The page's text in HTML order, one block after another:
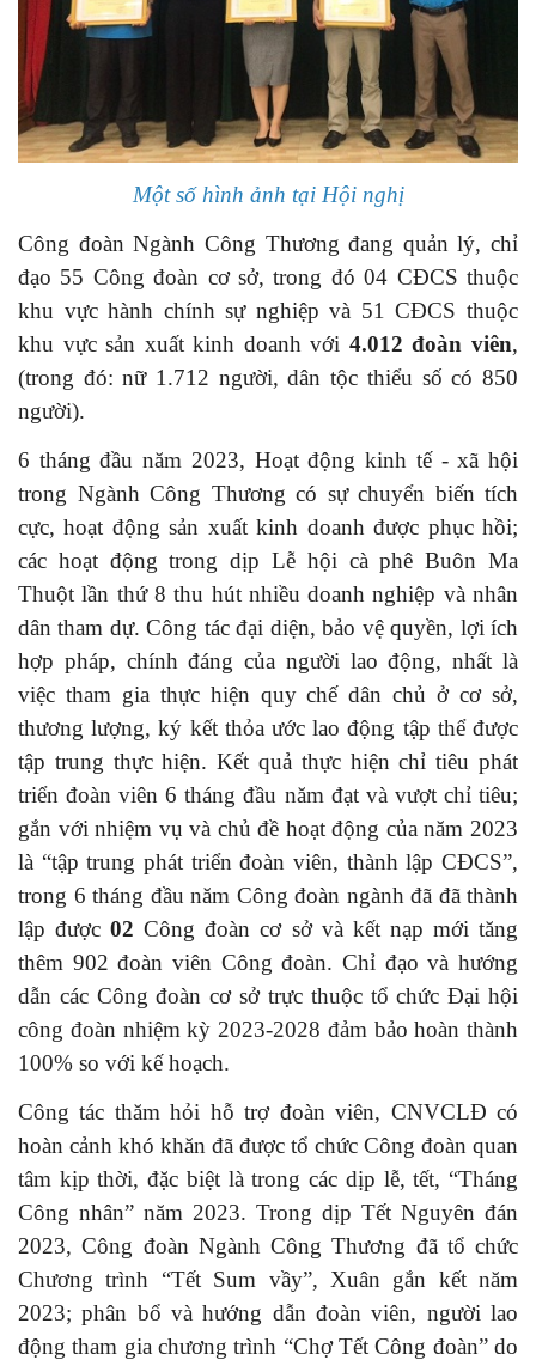
Một số hình ảnh tại Hội nghị
Công đoàn Ngành Công Thương đang quản lý, chỉ
đạo 55 Công đoàn cơ sở, trong đó 04 CĐCS thuộc
khu vực hành chính sự nghiệp và 51 CĐCS thuộc
khu vực sản xuất kinh doanh với 4.012 đoàn viên,
(trong đó: nữ 1.712 người, dân tộc thiểu số có 850
người).
6 tháng đầu năm 2023, Hoạt động kinh tế - xã hội
trong Ngành Công Thương có sự chuyển biến tích
cực, hoạt động sản xuất kinh doanh được phục hồi;
các hoạt động trong dịp Lễ hội cà phê Buôn Ma
Thuột lần thứ 8 thu hút nhiều doanh nghiệp và nhân
dân tham dự. Công tác đại diện, bảo vệ quyền, lợi ích
hợp pháp, chính đáng của người lao động, nhất là
việc tham gia thực hiện quy chế dân chủ ở cơ sở,
thương lượng, ký kết thỏa ước lao động tập thể được
tập trung thực hiện. Kết quả thực hiện chỉ tiêu phát
triển đoàn viên 6 tháng đầu năm đạt và vượt chỉ tiêu;
gắn với nhiệm vụ và chủ đề hoạt động của năm 2023
là “tập trung phát triển đoàn viên, thành lập CĐCS”,
trong 6 tháng đầu năm Công đoàn ngành đã đã thành
lập được02Công đoàn cơ sở và kết nạp mới tăng
thêm 902 đoàn viên Công đoàn. Chỉ đạo và hướng
dẫn các Công đoàn cơ sở trực thuộc tổ chức Đại hội
công đoàn nhiệm kỳ 2023-2028 đảm bảo hoàn thành
100% so với kế hoạch.
Công tác thăm hỏi hỗ trợ đoàn viên, CNVCLĐ có
hoàn cảnh khó khăn đã được tổ chức Công đoàn quan
tâm kịp thời, đặc biệt là trong các dịp lễ, tết, “Tháng
Công nhân” năm 2023. Trong dịp Tết Nguyên đán
2023, Công đoàn Ngành Công Thương đã tổ chức
Chương trình “Tết Sum vầy”, Xuân gắn kết năm
2023; phân bổ và hướng dẫn đoàn viên, người lao
động tham gia chương trình “Chợ Tết Công đoàn” do